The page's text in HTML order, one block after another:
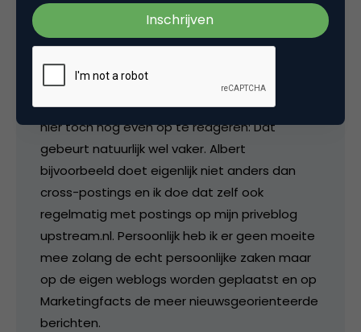
We gaan wel helemaal off topic Bas maar om
hier toch nog even op te reageren: Dat
gebeurt natuurlijk wel vaker. Albert
bijvoorbeeld doet eigenlijk niet anders dan
cross-postings en ik doe dat zelf ook
regelmatig met postings op mijn priveblog
upstream.nl. Persoonlijk heb ik er geen moeite
mee zolang de echt persoonlijke zaken maar
op de eigen weblogs worden geplaatst en op
Marketingfacts de meer nieuwsgeorienteerde
berichten.